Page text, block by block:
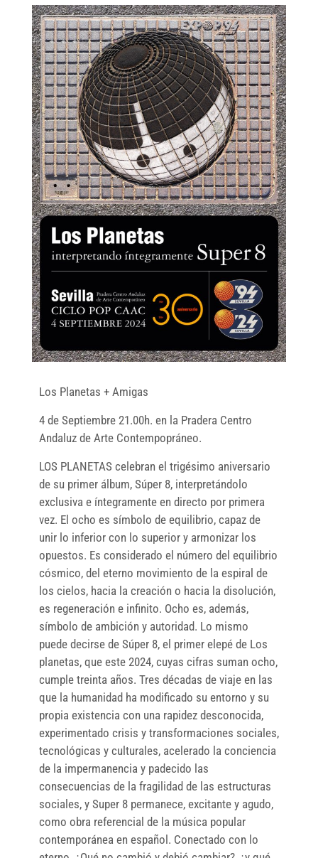
Los Planetas + Amigas
4 de Septiembre 21.00h. en la Pradera Centro
Andaluz de Arte Contempopráneo.
LOS PLANETAS celebran el trigésimo aniversario
de su primer álbum, Súper 8, interpretándolo
exclusiva e íntegramente en directo por primera
vez. El ocho es símbolo de equilibrio, capaz de
unir lo inferior con lo superior y armonizar los
opuestos. Es considerado el número del equilibrio
cósmico, del eterno movimiento de la espiral de
los cielos, hacia la creación o hacia la disolución,
es regeneración e infinito. Ocho es, además,
símbolo de ambición y autoridad. Lo mismo
puede decirse de Súper 8, el primer elepé de Los
planetas, que este 2024, cuyas cifras suman ocho,
cumple treinta años. Tres décadas de viaje en las
que la humanidad ha modificado su entorno y su
propia existencia con una rapidez desconocida,
experimentado crisis y transformaciones sociales,
tecnológicas y culturales, acelerado la conciencia
de la impermanencia y padecido las
consecuencias de la fragilidad de las estructuras
sociales, y Super 8 permanece, excitante y agudo,
como obra referencial de la música popular
contemporánea en español. Conectado con lo